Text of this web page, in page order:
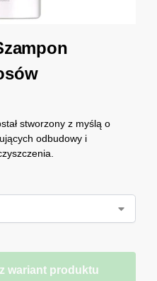
stworzony z myślą o
odbudowy i
wariant produktu